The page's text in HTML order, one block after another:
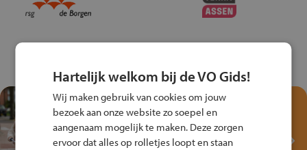
Test je kennis met het
Fiets Veilig
Verkeersspel!
Hartelijk welkom bij de VO Gids!
Wij maken gebruik van cookies om jouw
bezoek aan onze website zo soepel en
aangenaam mogelijk te maken. Deze zorgen
ervoor dat alles op rolletjes loopt en staan